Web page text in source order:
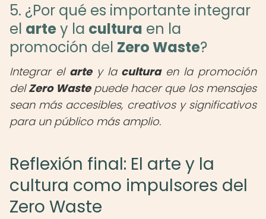
5. ¿Por qué es importante integrar
el artey la cultura en la
promoción del Zero Waste?
Integrar el artey la culturaen la promoción
delZero Wastepuede hacer que los mensajes
sean más accesibles, creativos y significativos
para un público más amplio.
Reflexión final: El arte y la
cultura como impulsores del
Zero Waste